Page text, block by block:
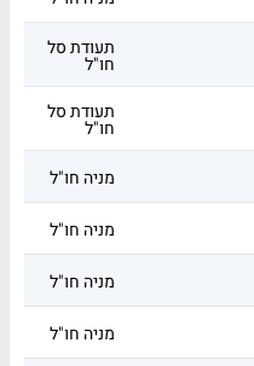
תעודת סל
חו"ל
תעודת סל
חו"ל
מניה חו"ל
מניה חו"ל
מניה חו"ל
מניה חו"ל